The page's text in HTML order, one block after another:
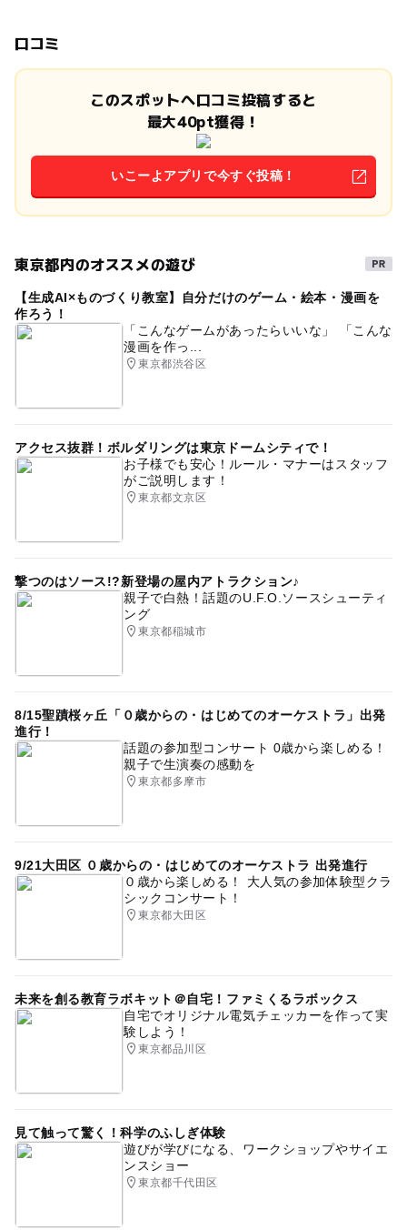
口コミ
このスポットへ口コミ投稿すると
最大40pt獲得！
いこーよアプリで今すぐ投稿！
東京都内のオススメの遊び
【生成AI×ものづくり教室】自分だけのゲーム・絵本・漫画を
作ろう！
「こんなゲームがあったらいいな」 「こんな
漫画を作っ...
東京都渋谷区
アクセス抜群！ボルダリングは東京ドームシティで！
お子様でも安心！ルール・マナーはスタッフ
がご説明します！
東京都文京区
撃つのはソース!?新登場の屋内アトラクション♪
親子で白熱！話題のU.F.O.ソースシューティ
ング
東京都稲城市
8/15聖蹟桜ヶ丘「０歳からの・はじめてのオーケストラ」出発
進行！
話題の参加型コンサート 0歳から楽しめる！
親子で生演奏の感動を
東京都多摩市
9/21大田区 ０歳からの・はじめてのオーケストラ 出発進行
０歳から楽しめる！ 大人気の参加体験型クラ
シックコンサート！
東京都大田区
未来を創る教育ラボキット＠自宅！ファミくるラボックス
自宅でオリジナル電気チェッカーを作って実
験しよう！
東京都品川区
見て触って驚く！科学のふしぎ体験
遊びが学びになる、ワークショップやサイエ
ンスショー
東京都千代田区